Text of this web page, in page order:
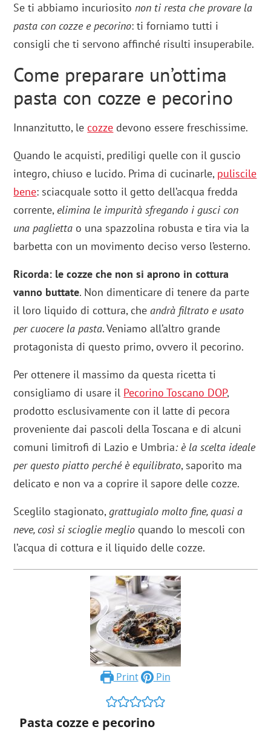
Se ti abbiamo incuriositonon ti resta che provare la
pasta con cozze e pecorino: ti forniamo tutti i
consigli che ti servono affinché risulti insuperabile.
Come preparare un’ottima
pasta con cozze e pecorino
Innanzitutto, lecozze devono essere freschissime.
Quando le acquisti, prediligi quelle con il guscio
integro, chiuso e lucido. Prima di cucinarle, puliscile
bene: sciacquale sotto il getto dell’acqua fredda
corrente, elimina le impurità sfregando i gusci con
una paglietta o una spazzolina robusta e tira via la
barbetta con un movimento deciso verso l’esterno.
Ricorda: le cozze che non si aprono in cottura
vanno buttate. Non dimenticare di tenere da parte
il loro liquido di cottura, cheandrà filtrato e usato
per cuocere la pasta. Veniamo all’altro grande
protagonista di questo primo, ovvero il pecorino.
Per ottenere il massimo da questa ricetta ti
consigliamo di usare il Pecorino Toscano DOP,
prodotto esclusivamente con il latte di pecora
proveniente dai pascoli della Toscana e di alcuni
comuni limitrofi di Lazio e Umbria: è la scelta ideale
per questo piatto perché è equilibrato, saporito ma
delicato e non va a coprire il sapore delle cozze.
Sceglilo stagionato, grattugialo molto fine, quasi a
neve, così si scioglie meglio quando lo mescoli con
l’acqua di cottura e il liquido delle cozze.
Print Pin
Pasta cozze e pecorino